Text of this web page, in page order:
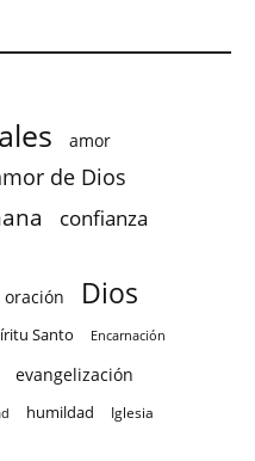
amor
de Dios
confianza
Dios
Santo Encarnación
evangelización
humildad Iglesia